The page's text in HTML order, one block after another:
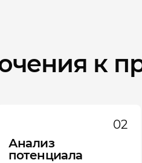
к
02
Анализ
потенциала